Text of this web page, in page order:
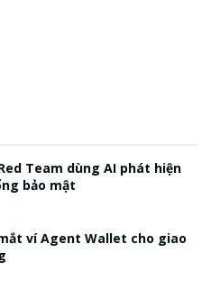
Team dùng AI phát hiện
bảo mật
ví Agent Wallet cho giao